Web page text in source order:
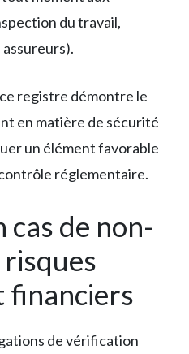
du travail,
registre démontre le
en matière de sécurité
un élément favorable
réglementaire.
cas de non-
financiers
de vérification